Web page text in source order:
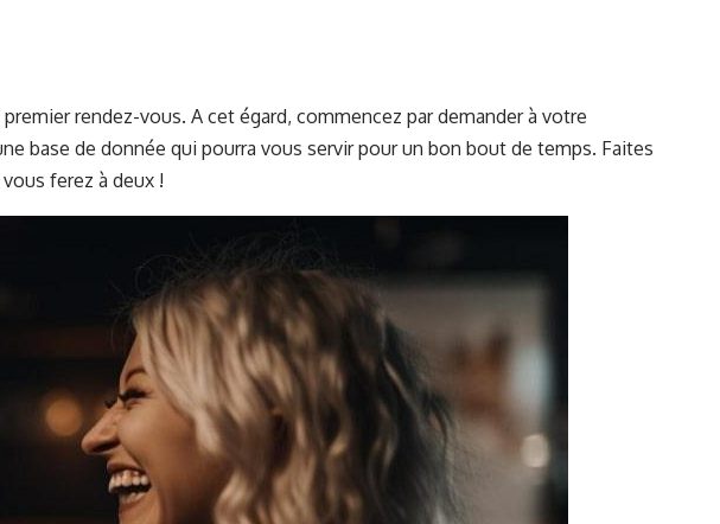
rendez-vous. A cet égard, commencez par demander à votre
base de donnée qui pourra vous servir pour un bon bout de temps. Faites
ferez à deux !